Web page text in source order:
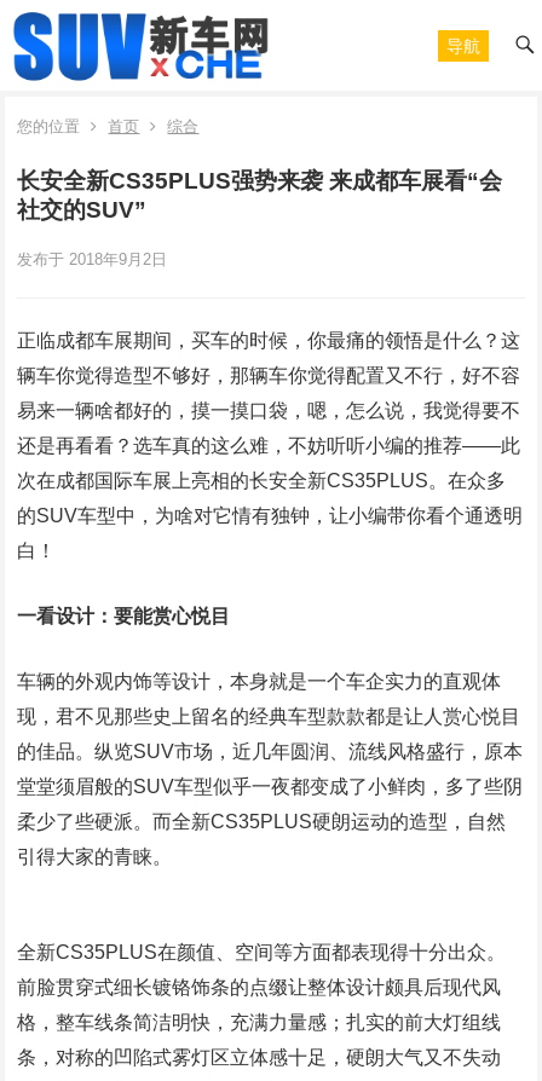
导航
您的位置 首页 综合
长安全新CS35PLUS强势来袭 来成都车展看“会
社交的SUV”
发布于 2018年9月2日
正临成都车展期间，买车的时候，你最痛的领悟是什么？这
辆车你觉得造型不够好，那辆车你觉得配置又不行，好不容
易来一辆啥都好的，摸一摸口袋，嗯，怎么说，我觉得要不
还是再看看？选车真的这么难，不妨听听小编的推荐——此
次在成都国际车展上亮相的长安全新CS35PLUS。在众多
的SUV车型中，为啥对它情有独钟，让小编带你看个通透明
白！
一看设计：要能赏心悦目
车辆的外观内饰等设计，本身就是一个车企实力的直观体
现，君不见那些史上留名的经典车型款款都是让人赏心悦目
的佳品。纵览SUV市场，近几年圆润、流线风格盛行，原本
堂堂须眉般的SUV车型似乎一夜都变成了小鲜肉，多了些阴
柔少了些硬派。而全新CS35PLUS硬朗运动的造型，自然
引得大家的青睐。
全新CS35PLUS在颜值、空间等方面都表现得十分出众。
前脸贯穿式细长镀铬饰条的点缀让整体设计颇具后现代风
格，整车线条简洁明快，充满力量感；扎实的前大灯组线
条，对称的凹陷式雾灯区立体感十足，硬朗大气又不失动